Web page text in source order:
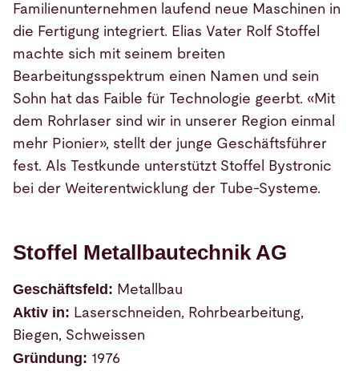
Familienunternehmen laufend neue Maschinen in
die Fertigung integriert. Elias Vater Rolf Stoffel
machte sich mit seinem breiten
Bearbeitungsspektrum einen Namen und sein
Sohn hat das Faible für Technologie geerbt. «Mit
dem Rohrlaser sind wir in unserer Region einmal
mehr Pionier», stellt der junge Geschäftsführer
fest. Als Testkunde unterstützt Stoffel Bystronic
bei der Weiterentwicklung der Tube-Systeme.
Stoffel Metallbautechnik AG
Geschäftsfeld: Metallbau
Aktiv in: Laserschneiden, Rohrbearbeitung,
Biegen, Schweissen
Gründung: 1976